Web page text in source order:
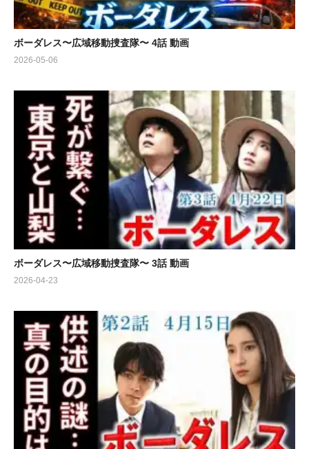
ボーダレス〜広域移動捜査隊〜 4話 動画
2026-05-06
ボーダレス〜広域移動捜査隊〜 3話 動画
2026-04-23